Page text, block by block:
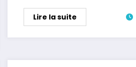
Lire la suite